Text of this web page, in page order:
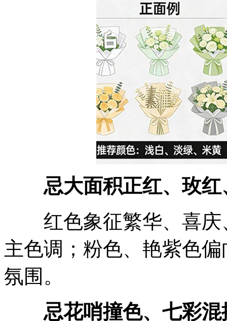
忌大面积正红、玫
红色象征繁华、喜庆
主色调；粉色、艳紫色
氛围。
忌花哨撞色、七彩混